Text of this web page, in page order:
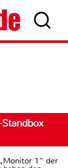
1“ der